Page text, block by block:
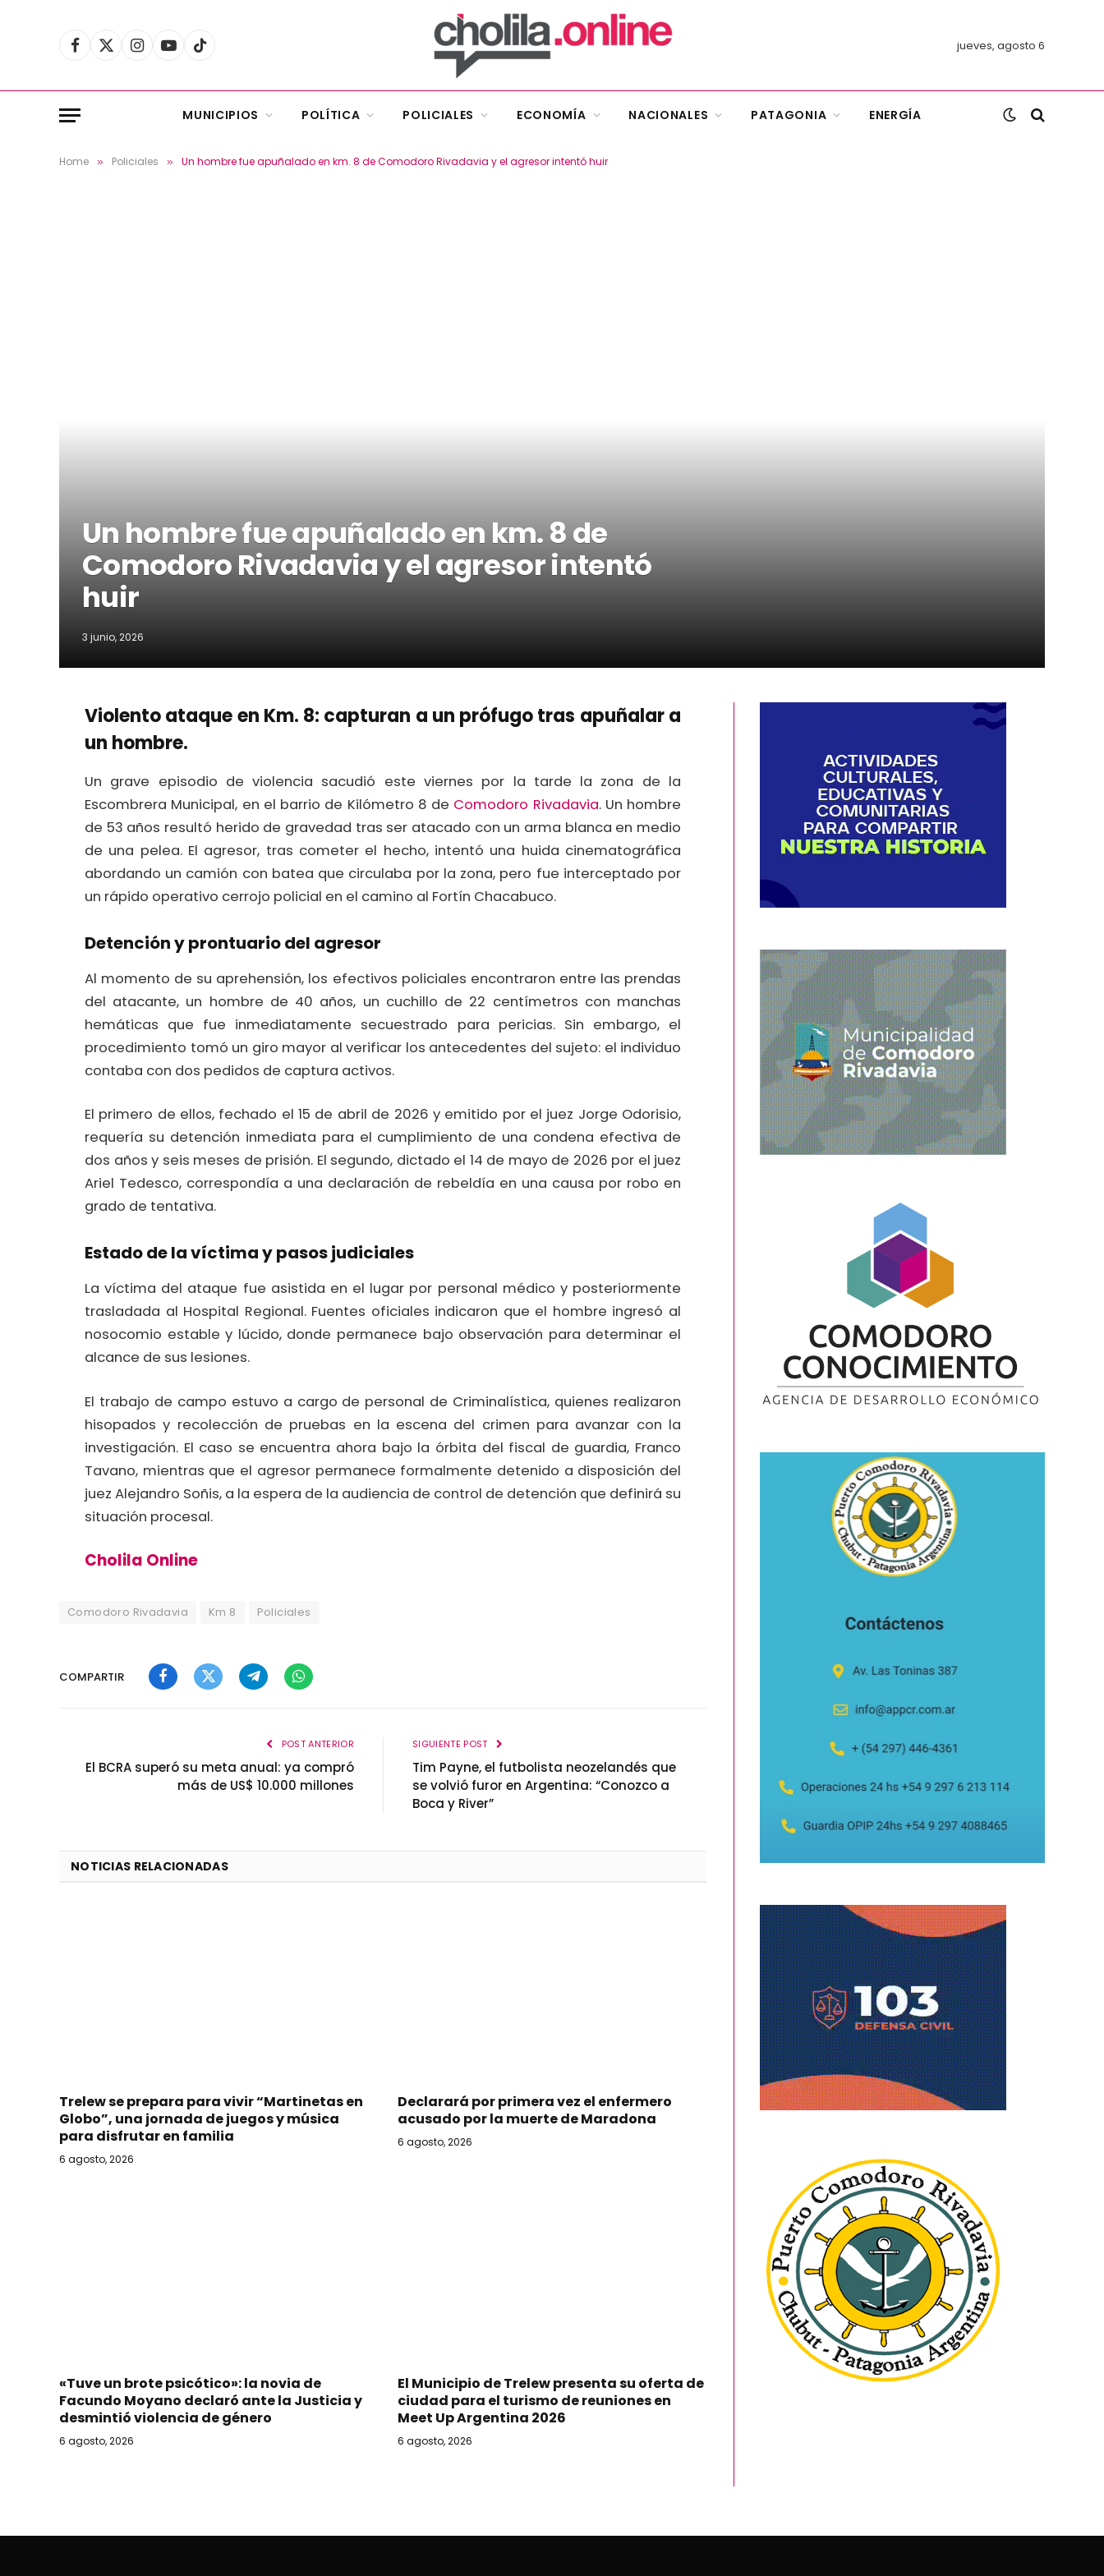
Facebook
X
Instagram
YouTubeTikTok jueves, agosto 6
MUNICIPIOS POLÍTICA POLICIALES ECONOMÍA NACIONALES PATAGONIA ENERGÍA
Home » Policiales » Un hombre fue apuñalado en km. 8 de Comodoro Rivadavia y el agresor intentó huir
Un hombre fue apuñalado en km. 8 de
Comodoro Rivadavia y el agresor intentó
huir
3 junio, 2026
Violento ataque en Km. 8: capturan a un prófugo tras apuñalar a
un hombre.
Un grave episodio de violencia sacudió este viernes por la tarde la zona de la
Escombrera Municipal, en el barrio de Kilómetro 8 de Comodoro Rivadavia. Un hombre
de 53 años resultó herido de gravedad tras ser atacado con un arma blanca en medio
de una pelea. El agresor, tras cometer el hecho, intentó una huida cinematográfica
abordando un camión con batea que circulaba por la zona, pero fue interceptado por
un rápido operativo cerrojo policial en el camino al Fortín Chacabuco.
Detención y prontuario del agresor
Al momento de su aprehensión, los efectivos policiales encontraron entre las prendas
del atacante, un hombre de 40 años, un cuchillo de 22 centímetros con manchas
hemáticas que fue inmediatamente secuestrado para pericias. Sin embargo, el
procedimiento tomó un giro mayor al verificar los antecedentes del sujeto: el individuo
contaba con dos pedidos de captura activos.
El primero de ellos, fechado el 15 de abril de 2026 y emitido por el juez Jorge Odorisio,
requería su detención inmediata para el cumplimiento de una condena efectiva de
dos años y seis meses de prisión. El segundo, dictado el 14 de mayo de 2026 por el juez
Ariel Tedesco, correspondía a una declaración de rebeldía en una causa por robo en
grado de tentativa.
Estado de la víctima y pasos judiciales
La víctima del ataque fue asistida en el lugar por personal médico y posteriormente
trasladada al Hospital Regional. Fuentes oficiales indicaron que el hombre ingresó al
nosocomio estable y lúcido, donde permanece bajo observación para determinar el
alcance de sus lesiones.
El trabajo de campo estuvo a cargo de personal de Criminalística, quienes realizaron
hisopados y recolección de pruebas en la escena del crimen para avanzar con la
investigación. El caso se encuentra ahora bajo la órbita del fiscal de guardia, Franco
Tavano, mientras que el agresor permanece formalmente detenido a disposición del
juez Alejandro Soñis, a la espera de la audiencia de control de detención que definirá su
situación procesal.
Cholila Online
Comodoro Rivadavia Km 8 Policiales
COMPARTIR
FacebookTwitterTelegramWhatsApp
POST ANTERIOR
El BCRA superó su meta anual: ya compró
más de US$ 10.000 millones
SIGUIENTE POST
Tim Payne, el futbolista neozelandés que
se volvió furor en Argentina: “Conozco a
Boca y River”
NOTICIAS RELACIONADAS
Trelew se prepara para vivir “Martinetas en
Globo”, una jornada de juegos y música
para disfrutar en familia
6 agosto, 2026
Declarará por primera vez el enfermero
acusado por la muerte de Maradona
6 agosto, 2026
«Tuve un brote psicótico»: la novia de
Facundo Moyano declaró ante la Justicia y
desmintió violencia de género
6 agosto, 2026
El Municipio de Trelew presenta su oferta de
ciudad para el turismo de reuniones en
Meet Up Argentina 2026
6 agosto, 2026